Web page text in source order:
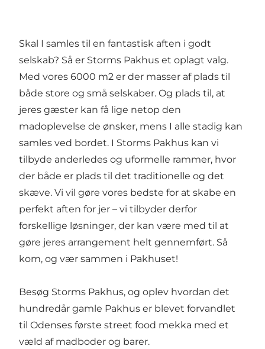
Skal I samles til en fantastisk aften i godt
selskab? Så er Storms Pakhus et oplagt valg.
Med vores 6000 m2 er der masser af plads til
både store og små selskaber. Og plads til, at
jeres gæster kan få lige netop den
madoplevelse de ønsker, mens I alle stadig kan
samles ved bordet. I Storms Pakhus kan vi
tilbyde anderledes og uformelle rammer, hvor
der både er plads til det traditionelle og det
skæve. Vi vil gøre vores bedste for at skabe en
perfekt aften for jer – vi tilbyder derfor
forskellige løsninger, der kan være med til at
gøre jeres arrangement helt gennemført. Så
kom, og vær sammen i Pakhuset!
Besøg Storms Pakhus, og oplev hvordan det
hundredår gamle Pakhus er blevet forvandlet
til Odenses første street food mekka med et
væld af madboder og barer.